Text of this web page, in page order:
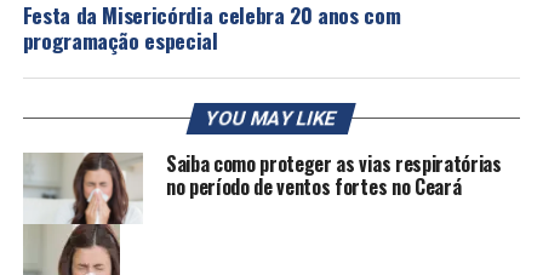
Festa da Misericórdia celebra 20 anos com
programação especial
YOU MAY LIKE
Saiba como proteger as vias respiratórias
no período de ventos fortes no Ceará